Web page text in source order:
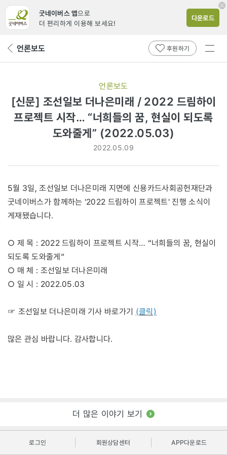
굿네이버스 앱으로
더 편리하게 이용해 보세요!
다운로드
뒤 언론보도 후원하기
전체
언론보도
[신문] 조선일보 더나은미래 / 2022 드림하이
프로젝트 시작… “너희들의 꿈, 현실이 되도록
도와줄게” (2022.05.03)
2022.05.09
5월 3일, 조선일보 더나은미래 지면에 신용카드사회공헌재단과
굿네이버스가 함께하는 '2022 드림하이 프로젝트' 진행 소식이
게재됐습니다.
○ 제 목 : 2022 드림하이 프로젝트 시작… “너희들의 꿈, 현실이
되도록 도와줄게”
○ 매 체 : 조선일보 더나은미래
○ 일 시 : 2022.05.03
☞ 조선일보 더나은미래 기사 바로가기 (클릭)
많은 관심 바랍니다. 감사합니다.
더 많은 이야기 보기
로그인 회원상담센터 APP다운로드